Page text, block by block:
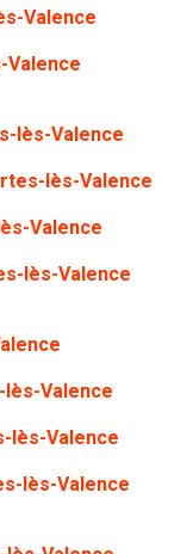
Valence
Valence
lès-Valence
lès-Valence
Valence
lès-Valence
Valence
lès-Valence
lès-Valence